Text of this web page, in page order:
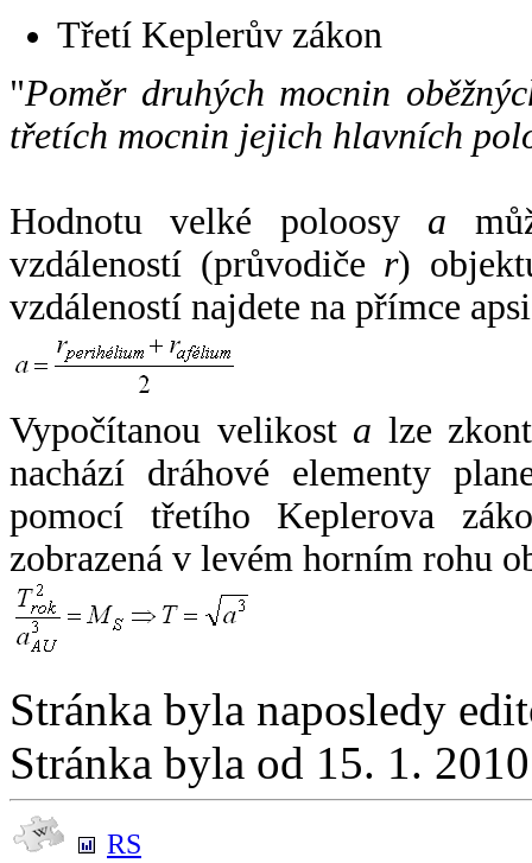
Třetí Keplerův zákon
"Poměr druhých mocnin
třetích mocnin jejich hlavních
Hodnotu velké poloosy a
vzdáleností (průvodiče r)
vzdáleností najdete na přímce
Vypočítanou velikost a lze
nachází dráhové elementy
pomocí třetího Keplerova
zobrazená v levém horním rohu
Stránka byla naposledy
Stránka byla od 15. 1.
RS